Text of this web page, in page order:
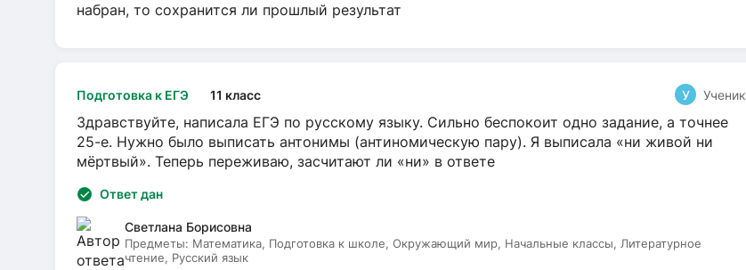
набран, то сохранится ли прошлый результат
Подготовка к ЕГЭ 11 класс У Ученик
Здравствуйте, написала ЕГЭ по русскому языку. Сильно беспокоит одно задание, а точнее
25-е. Нужно было выписать антонимы (антиномическую пару). Я выписала «ни живой ни
мёртвый». Теперь переживаю, засчитают ли «ни» в ответе
Ответ дан
Светлана Борисовна
Предметы: Математика, Подготовка к школе, Окружающий мир, Начальные классы, Литературное
чтение, Русский язык